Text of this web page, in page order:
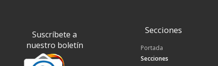
Suscríbete a
nuestro boletín
Secciones
Portada
Secciones